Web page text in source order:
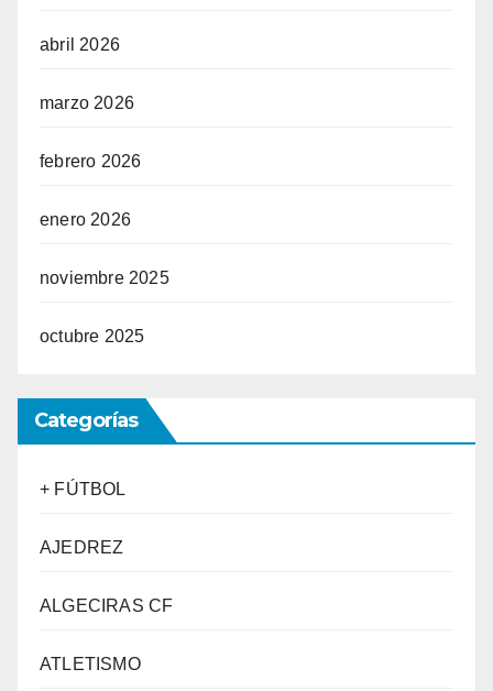
abril 2026
marzo 2026
febrero 2026
enero 2026
noviembre 2025
octubre 2025
Categorías
+ FÚTBOL
AJEDREZ
ALGECIRAS CF
ATLETISMO